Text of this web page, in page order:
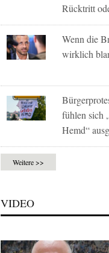
Rücktritt
Wenn die
wirklich
fühlen sich
Hemd“
Weitere >>
VIDEO